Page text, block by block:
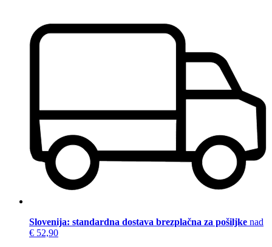
Slovenija: standardna dostava brezplačna za pošiljke nad
€ 52,90